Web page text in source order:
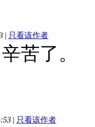
| 只看该作者
苦了。
| 只看该作者